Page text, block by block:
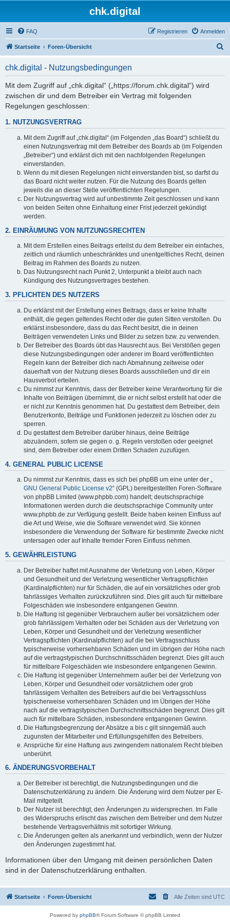
chk.digital
FAQ Anmelden
Registrieren
Startseite Foren-Übersicht
chk.digital - Nutzungsbedingungen
Mit dem Zugriff auf „chk.digital“ („https://forum.chk.digital“) wird
zwischen dir und dem Betreiber ein Vertrag mit folgenden
Regelungen geschlossen:
1. NUTZUNGSVERTRAG
Mit dem Zugriff auf „chk.digital“ (im Folgenden „das Board“) schließt du
einen Nutzungsvertrag mit dem Betreiber des Boards ab (im Folgenden
„Betreiber“) und erklärst dich mit den nachfolgenden Regelungen
einverstanden.
Wenn du mit diesen Regelungen nicht einverstanden bist, so darfst du
das Board nicht weiter nutzen. Für die Nutzung des Boards gelten
jeweils die an dieser Stelle veröffentlichten Regelungen.
Der Nutzungsvertrag wird auf unbestimmte Zeit geschlossen und kann
von beiden Seiten ohne Einhaltung einer Frist jederzeit gekündigt
werden.
2. EINRÄUMUNG VON NUTZUNGSRECHTEN
Mit dem Erstellen eines Beitrags erteilst du dem Betreiber ein einfaches,
zeitlich und räumlich unbeschränktes und unentgeltliches Recht, deinen
Beitrag im Rahmen des Boards zu nutzen.
Das Nutzungsrecht nach Punkt 2, Unterpunkt a bleibt auch nach
Kündigung des Nutzungsvertrages bestehen.
3. PFLICHTEN DES NUTZERS
Du erklärst mit der Erstellung eines Beitrags, dass er keine Inhalte
enthält, die gegen geltendes Recht oder die guten Sitten verstoßen. Du
erklärst insbesondere, dass du das Recht besitzt, die in deinen
Beiträgen verwendeten Links und Bilder zu setzen bzw. zu verwenden.
Der Betreiber des Boards übt das Hausrecht aus. Bei Verstößen gegen
diese Nutzungsbedingungen oder anderer im Board veröffentlichten
Regeln kann der Betreiber dich nach Abmahnung zeitweise oder
dauerhaft von der Nutzung dieses Boards ausschließen und dir ein
Hausverbot erteilen.
Du nimmst zur Kenntnis, dass der Betreiber keine Verantwortung für die
Inhalte von Beiträgen übernimmt, die er nicht selbst erstellt hat oder die
er nicht zur Kenntnis genommen hat. Du gestattest dem Betreiber, dein
Benutzerkonto, Beiträge und Funktionen jederzeit zu löschen oder zu
sperren.
Du gestattest dem Betreiber darüber hinaus, deine Beiträge
abzuändern, sofern sie gegen o. g. Regeln verstoßen oder geeignet
sind, dem Betreiber oder einem Dritten Schaden zuzufügen.
4. GENERAL PUBLIC LICENSE
Du nimmst zur Kenntnis, dass es sich bei phpBB um eine unter der „
GNU General Public License v2“ (GPL) bereitgestellten Foren-Software
von phpBB Limited (www.phpbb.com) handelt; deutschsprachige
Informationen werden durch die deutschsprachige Community unter
www.phpbb.de zur Verfügung gestellt. Beide haben keinen Einfluss auf
die Art und Weise, wie die Software verwendet wird. Sie können
insbesondere die Verwendung der Software für bestimmte Zwecke nicht
untersagen oder auf Inhalte fremder Foren Einfluss nehmen.
5. GEWÄHRLEISTUNG
Der Betreiber haftet mit Ausnahme der Verletzung von Leben, Körper
und Gesundheit und der Verletzung wesentlicher Vertragspflichten
(Kardinalpflichten) nur für Schäden, die auf ein vorsätzliches oder grob
fahrlässiges Verhalten zurückzuführen sind. Dies gilt auch für mittelbare
Folgeschäden wie insbesondere entgangenen Gewinn.
Die Haftung ist gegenüber Verbrauchern außer bei vorsätzlichem oder
grob fahrlässigem Verhalten oder bei Schäden aus der Verletzung von
Leben, Körper und Gesundheit und der Verletzung wesentlicher
Vertragspflichten (Kardinalpflichten) auf die bei Vertragsschluss
typischerweise vorhersehbaren Schäden und im übrigen der Höhe nach
auf die vertragstypischen Durchschnittsschäden begrenzt. Dies gilt auch
für mittelbare Folgeschäden wie insbesondere entgangenen Gewinn.
Die Haftung ist gegenüber Unternehmern außer bei der Verletzung von
Leben, Körper und Gesundheit oder vorsätzlichem oder grob
fahrlässigem Verhalten des Betreibers auf die bei Vertragsschluss
typischerweise vorhersehbaren Schäden und im Übrigen der Höhe
nach auf die vertragstypischen Durchschnittsschäden begrenzt. Dies gilt
auch für mittelbare Schäden, insbesondere entgangenen Gewinn.
Die Haftungsbegrenzung der Absätze a bis c gilt sinngemäß auch
zugunsten der Mitarbeiter und Erfüllungsgehilfen des Betreibers.
Ansprüche für eine Haftung aus zwingendem nationalem Recht bleiben
unberührt.
6. ÄNDERUNGSVORBEHALT
Der Betreiber ist berechtigt, die Nutzungsbedingungen und die
Datenschutzerklärung zu ändern. Die Änderung wird dem Nutzer per E-
Mail mitgeteilt.
Der Nutzer ist berechtigt, den Änderungen zu widersprechen. Im Falle
des Widerspruchs erlischt das zwischen dem Betreiber und dem Nutzer
bestehende Vertragsverhältnis mit sofortiger Wirkung.
Die Änderungen gelten als anerkannt und verbindlich, wenn der Nutzer
den Änderungen zugestimmt hat.
Informationen über den Umgang mit deinen persönlichen Daten
sind in der Datenschutzerklärung enthalten.
Startseite Foren-Übersicht Alle Zeiten sind UTC
Powered by phpBB® Forum Software © phpBB Limited